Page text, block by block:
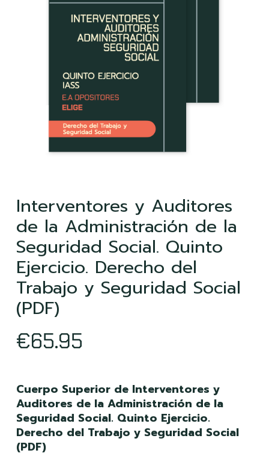
Interventores y Auditores
de la Administración de la
Seguridad Social. Quinto
Ejercicio. Derecho del
Trabajo y Seguridad Social
(PDF)
€65.95
Cuerpo Superior de Interventores y
Auditores de la Administración de la
Seguridad Social. Quinto Ejercicio.
Derecho del Trabajo y Seguridad Social
(PDF)